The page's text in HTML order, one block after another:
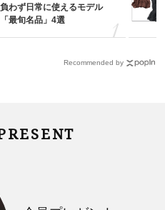
わず日常に使えるモデル
最旬名品」4選
Recommended by